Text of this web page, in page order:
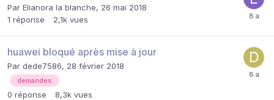
Par Elianora la blanche, 26 mai 2018
1 réponse 2,1k vues
huawei bloqué après mise à jour
Par dede7586, 28 février 2018
demandes
0 réponse 8,3k vues